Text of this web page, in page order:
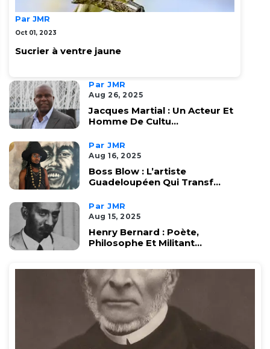
Par JMR
Oct 01, 2023
Sucrier à ventre jaune
Par JMR
Aug 26, 2025
Jacques Martial : Un Acteur Et
Homme De Cultu...
Par JMR
Aug 16, 2025
Boss Blow : L’artiste
Guadeloupéen Qui Transf...
Par JMR
Aug 15, 2025
Henry Bernard : Poète,
Philosophe Et Militant...